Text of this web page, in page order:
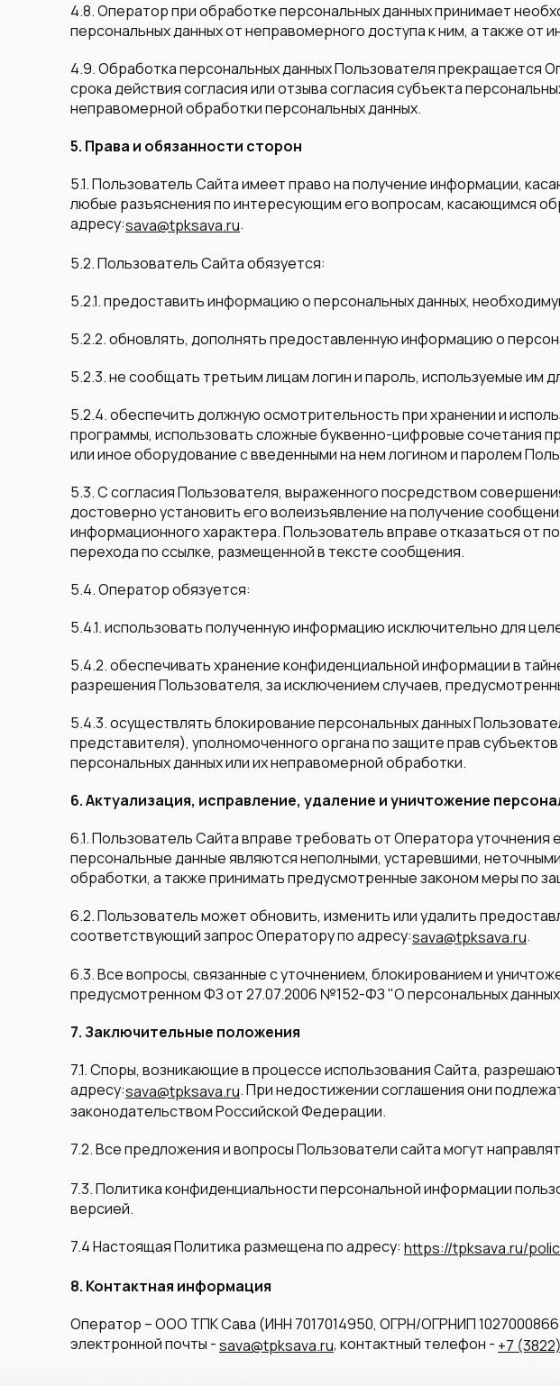
4.8. Оператор при обработке персональных данных принимает
персональных данных от неправомерного доступа к ним, а также от
4.9. Обработка персональных данных Пользователя прекращается
срока действия согласия или отзыва согласия субъекта
неправомерной обработки персональных данных.
5. Права и обязанности сторон
5.1. Пользователь Сайта имеет право на получение информации,
любые разъяснения по интересующим его вопросам, касающимся
адресу:sava@tpksava.ru.
5.2. Пользователь Сайта обязуется:
5.2.1. предоставить информацию о персональных данных,
5.2.2. обновлять, дополнять предоставленную информацию о
5.2.3. не сообщать третьим лицам логин и пароль, используемые им
5.2.4. обеспечить должную осмотрительность при хранении и
программы, использовать сложные буквенно-цифровые сочетания
или иное оборудование с введенными на нем логином и паролем
5.3. С согласия Пользователя, выраженного посредством
достоверно установить его волеизъявление на получение
информационного характера. Пользователь вправе отказаться от
перехода по ссылке, размещенной в тексте сообщения.
5.4. Оператор обязуется:
5.4.1. использовать полученную информацию исключительно для
5.4.2. обеспечивать хранение конфиденциальной информации в
разрешения Пользователя, за исключением случаев,
5.4.3. осуществлять блокирование персональных данных
представителя), уполномоченного органа по защите прав
персональных данных или их неправомерной обработки.
6. Актуализация, исправление, удаление и уничтожение
6.1. Пользователь Сайта вправе требовать от Оператора уточнения
персональные данные являются неполными, устаревшими,
обработки, а также принимать предусмотренные законом меры по
6.2. Пользователь может обновить, изменить или удалить
соответствующий запрос Оператору по адресу:sava@tpksava.ru.
6.3. Все вопросы, связанные с уточнением, блокированием и
предусмотренном ФЗ от 27.07.2006 №152-ФЗ "О персональных
7. Заключительные положения
7.1. Споры, возникающие в процессе использования Сайта,
адресу:sava@tpksava.ru. При недостижении соглашения они
законодательством Российской Федерации.
7.2. Все предложения и вопросы Пользователи сайта могут
7.3. Политика конфиденциальности персональной информации
версией.
7.4 Настоящая Политика размещена по адресу: https://tpksava.ru/
8. Контактная информация
Оператор – ООО ТПК Сава (ИНН 7017014950, ОГРН/ОГРНИП
электронной почты -sava@tpksava.ru, контактный телефон - +7